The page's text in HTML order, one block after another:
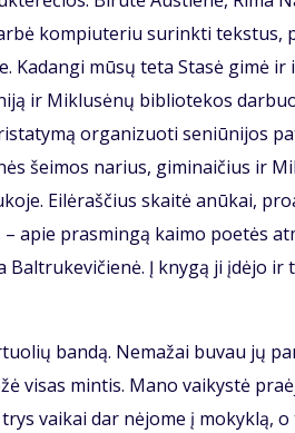
kompiuteriu surinkti
Kadangi mūsų teta Stasė gimė ir
ir Miklusėnų bibliotekos
organizuoti seniūnijos
šeimos narius, giminaičius ir
Eilėraščius skaitė anūkai,
apie prasmingą kaimo poetės
Į knygą ji įdėjo ir
bandą. Nemažai buvau jų
visas mintis. Mano vaikystė
vaikai dar nėjome į mokyklą,